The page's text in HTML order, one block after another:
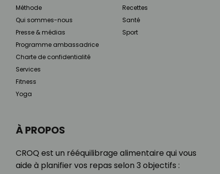
À PROPOS
CROQ est un rééquilibrage alimentaire qui vous
aide à planifier vos repas selon 3 objectifs :
Méthode
Qui sommes-nous
Presse & médias
Programme ambassadrice
Charte de confidentialité
Services
Fitness
Yoga
Recettes
Santé
Sport